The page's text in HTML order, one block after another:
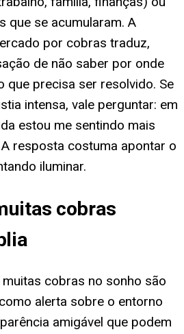
que se acumularam. A
por cobras traduz,
de não saber por onde
que precisa ser resolvido. Se
intensa, vale perguntar: em
estou me sentindo mais
resposta costuma apontar o
iluminar.
cobras
cobras no sonho são
alerta sobre o entorno
amigável que podem